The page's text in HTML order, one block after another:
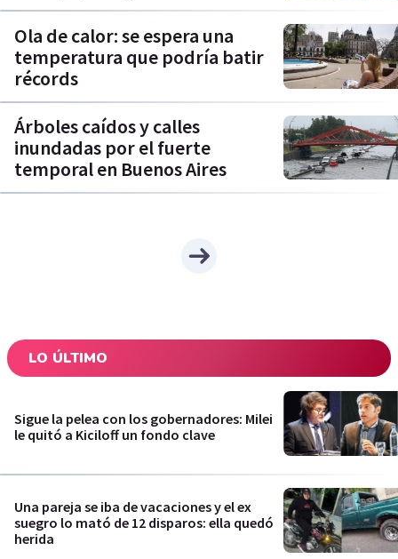
Ola de calor: se espera una
temperatura que podría batir
récords
Árboles caídos y calles
inundadas por el fuerte
temporal en Buenos Aires
LO ÚLTIMO
Sigue la pelea con los gobernadores: Milei
le quitó a Kiciloff un fondo clave
Una pareja se iba de vacaciones y el ex
suegro lo mató de 12 disparos: ella quedó
herida